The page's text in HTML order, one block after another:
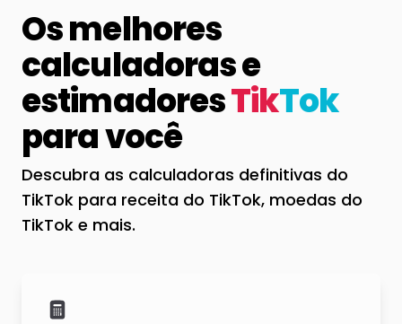
Os melhores
calculadoras e
estimadoresTikTok
para você
Descubra as calculadoras definitivas do
TikTok para receita do TikTok, moedas do
TikTok e mais.